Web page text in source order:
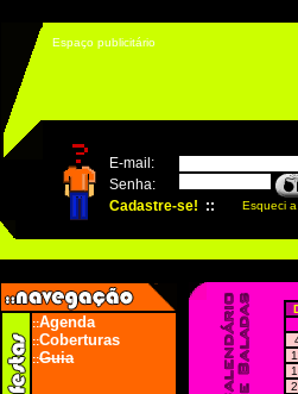
Espaço publicitário
::Agenda
::Coberturas
::Guia